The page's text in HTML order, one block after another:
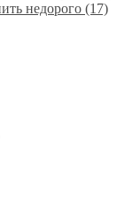
недорого (17)